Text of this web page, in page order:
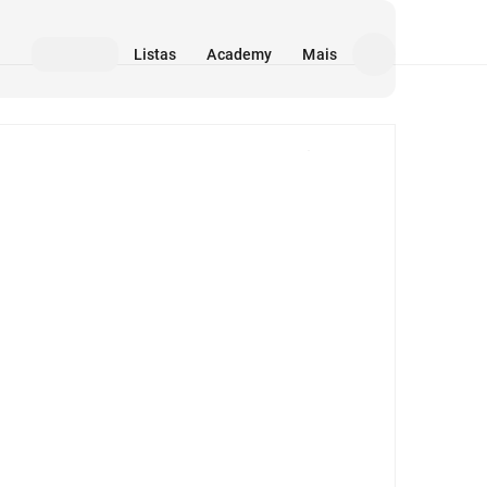
Listas Academy Mais